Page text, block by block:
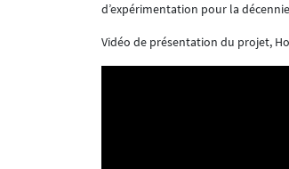
d’expérimentation pour la
Vidéo de présentation du projet,